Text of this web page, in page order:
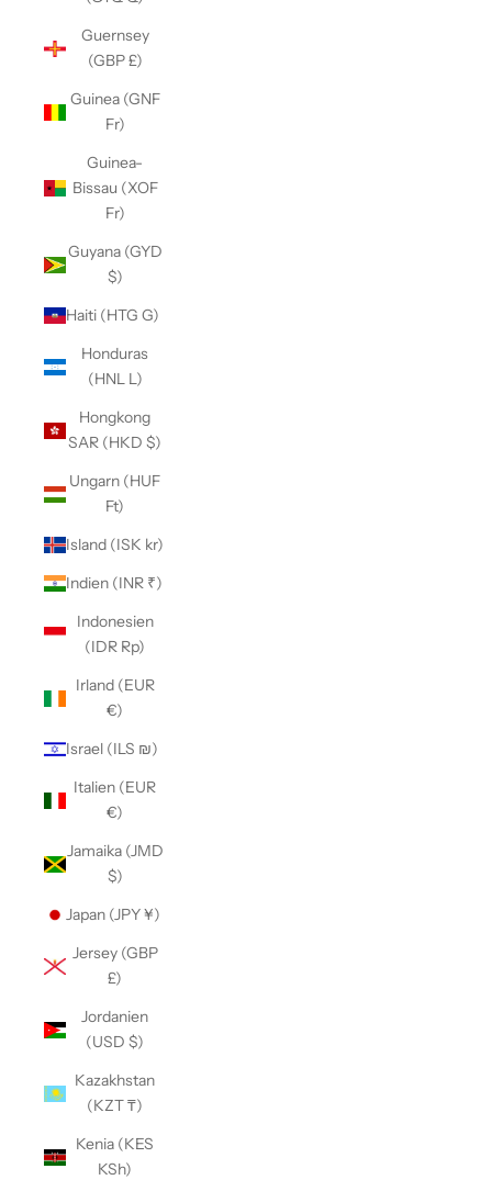
Guernsey
(GBP £)
Guinea (GNF
Fr)
Guinea-
Bissau (XOF
Fr)
Guyana (GYD
$)
Haiti (HTG G)
Honduras
(HNL L)
Hongkong
SAR (HKD $)
Ungarn (HUF
Ft)
Island (ISK kr)
Indien (INR ₹)
Indonesien
(IDR Rp)
Irland (EUR
€)
Israel (ILS ₪)
Italien (EUR
€)
Jamaika (JMD
$)
Japan (JPY ¥)
Jersey (GBP
£)
Jordanien
(USD $)
Kazakhstan
(KZT ₸)
Kenia (KES
KSh)